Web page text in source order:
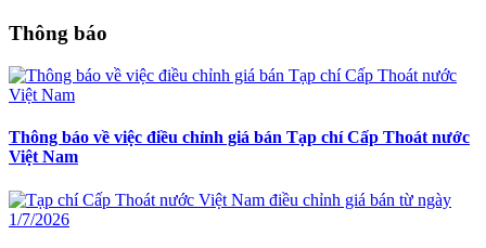
Thông báo
Thông báo về việc điều chỉnh giá bán Tạp chí Cấp Thoát nước
Việt Nam